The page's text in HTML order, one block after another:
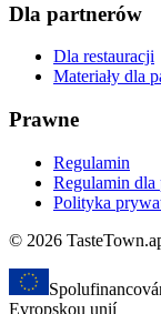
Dla partnerów
Dla restauracji
Materiały dla
Prawne
Regulamin
Regulamin dla
Polityka
© 2026
Evropskou unií